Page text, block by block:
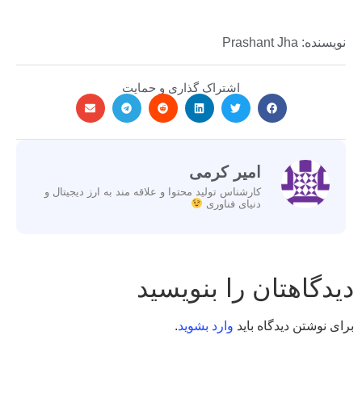
نویسنده: Prashant Jha
اشتراک گذاری و حمایت
امیر کرمی
کارشناس تولید محتوا و علاقه مند به ارز دیجیتال و
دنیای فناوری
دیدگاهتان را بنویسید
برای نوشتن دیدگاه باید وارد بشوید.